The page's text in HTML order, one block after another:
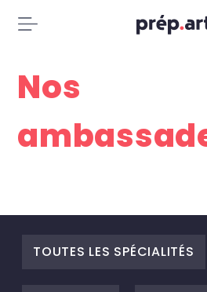
Nos
TOUTES LES SPÉCIALITÉS